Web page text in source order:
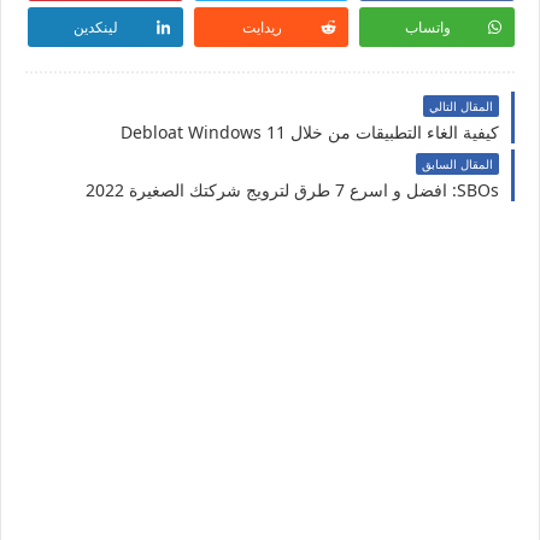
واتساب ريدايت لينكدين
المقال التالي
كيفية الغاء التطبيقات من خلال Debloat Windows 11
المقال السابق
SBOs: افضل و اسرع 7 طرق لترويج شركتك الصغيرة 2022